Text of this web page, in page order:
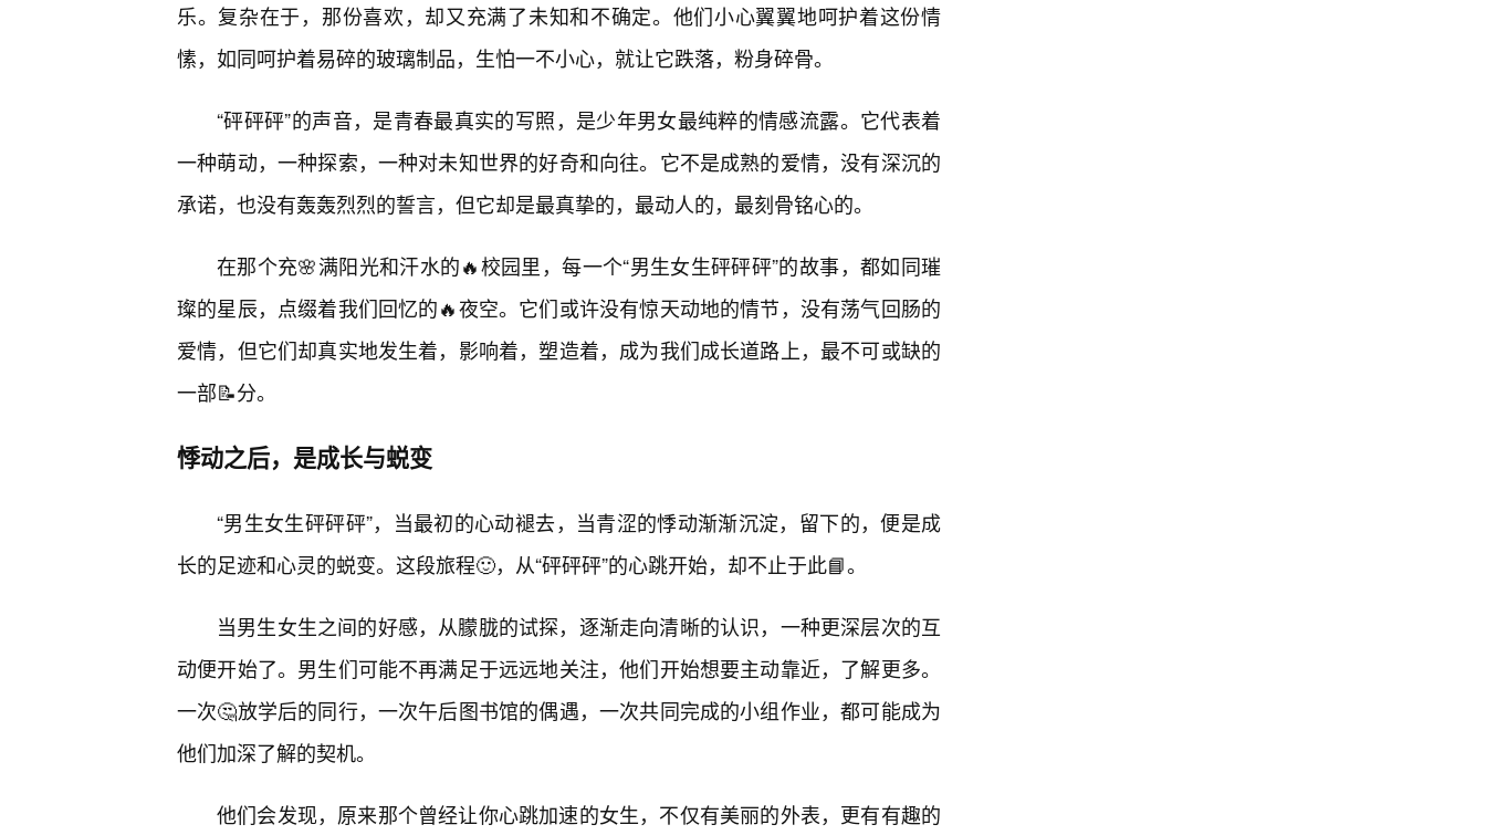
乐。复杂在于，那份喜欢，却又充满了未知和不确定。他们小心翼翼地呵护着这份情
愫，如同呵护着易碎的玻璃制品，生怕一不小心，就让它跌落，粉身碎骨。
“砰砰砰”的声音，是青春最真实的写照，是少年男女最纯粹的情感流露。它代表着
一种萌动，一种探索，一种对未知世界的好奇和向往。它不是成熟的爱情，没有深沉的
承诺，也没有轰轰烈烈的誓言，但它却是最真挚的，最动人的，最刻骨铭心的。
在那个充🌸满阳光和汗水的🔥校园里，每一个“男生女生砰砰砰”的故事，都如同璀
璨的星辰，点缀着我们回忆的🔥夜空。它们或许没有惊天动地的情节，没有荡气回肠的
爱情，但它们却真实地发生着，影响着，塑造着，成为我们成长道路上，最不可或缺的
一部📝分。
悸动之后，是成长与蜕变
“男生女生砰砰砰”，当最初的心动褪去，当青涩的悸动渐渐沉淀，留下的，便是成
长的足迹和心灵的蜕变。这段旅程🙂，从“砰砰砰”的心跳开始，却不止于此📘。
当男生女生之间的好感，从朦胧的试探，逐渐走向清晰的认识，一种更深层次的互
动便开始了。男生们可能不再满足于远远地关注，他们开始想要主动靠近，了解更多。
一次🤔放学后的同行，一次午后图书馆的偶遇，一次共同完成的小组作业，都可能成为
他们加深了解的契机。
他们会发现，原来那个曾经让你心跳加速的女生，不仅有美丽的外表，更有有趣的